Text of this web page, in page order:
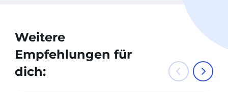
Weitere
Empfehlungen für
dich: